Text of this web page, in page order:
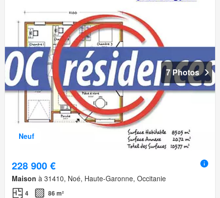
Neuf
7 Photos
228 900 €
Maison à 31410, Noé, Haute-Garonne, Occitanie
4 86 m²